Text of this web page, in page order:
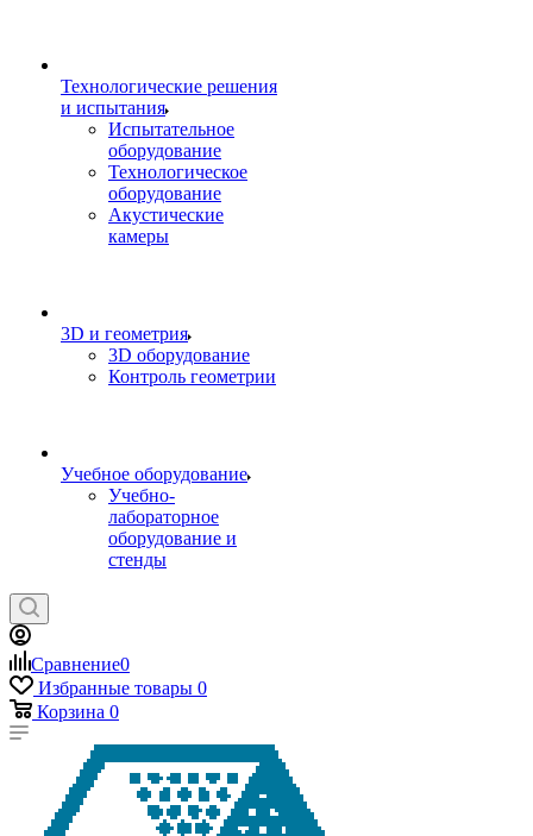
Технологические решения
и испытания
Испытательное
оборудование
Технологическое
оборудование
Акустические
камеры
3D и геометрия
3D оборудование
Контроль геометрии
Учебное оборудование
Учебно-
лабораторное
оборудование и
стенды
Сравнение0
Избранные товары 0
Корзина 0